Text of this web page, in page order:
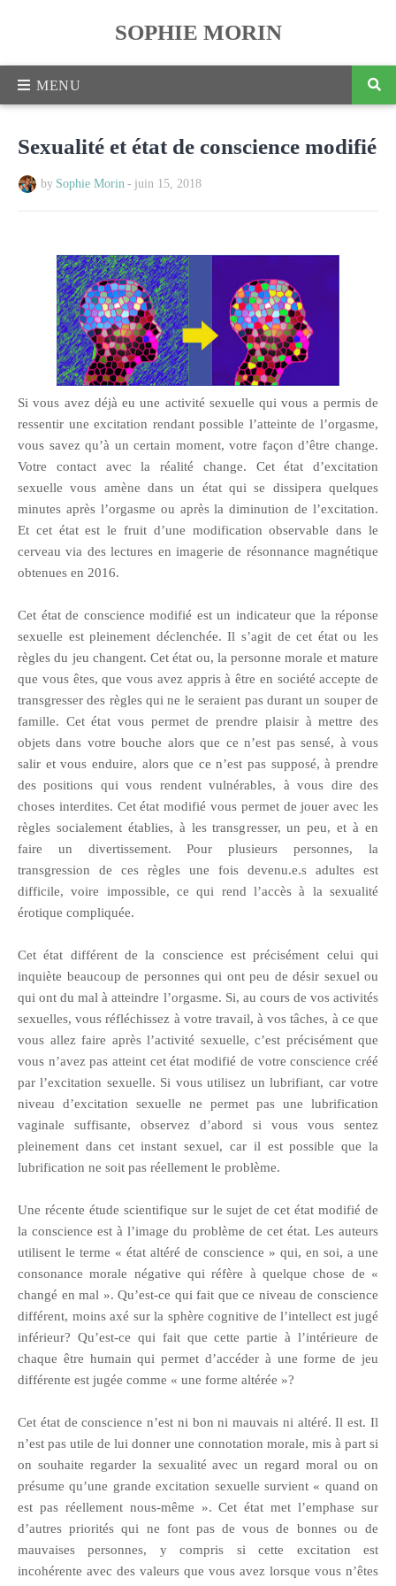
SOPHIE MORIN
Sexualité et état de conscience modifié
by Sophie Morin - juin 15, 2018
Si vous avez déjà eu une activité sexuelle qui vous a permis de
ressentir une excitation rendant possible l’atteinte de l’orgasme,
vous savez qu’à un certain moment, votre façon d’être change.
Votre contact avec la réalité change. Cet état d’excitation
sexuelle vous amène dans un état qui se dissipera quelques
minutes après l’orgasme ou après la diminution de l’excitation.
Et cet état est le fruit d’une modification observable dans le
cerveau via des lectures en imagerie de résonnance magnétique
obtenues en 2016.
Cet état de conscience modifié est un indicateur que la réponse
sexuelle est pleinement déclenchée. Il s’agit de cet état ou les
règles du jeu changent. Cet état ou, la personne morale et mature
que vous êtes, que vous avez appris à être en société accepte de
transgresser des règles qui ne le seraient pas durant un souper de
famille. Cet état vous permet de prendre plaisir à mettre des
objets dans votre bouche alors que ce n’est pas sensé, à vous
salir et vous enduire, alors que ce n’est pas supposé, à prendre
des positions qui vous rendent vulnérables, à vous dire des
choses interdites. Cet état modifié vous permet de jouer avec les
règles socialement établies, à les transgresser, un peu, et à en
faire un divertissement. Pour plusieurs personnes, la
transgression de ces règles une fois devenu.e.s adultes est
difficile, voire impossible, ce qui rend l’accès à la sexualité
érotique compliquée.
Cet état différent de la conscience est précisément celui qui
inquiète beaucoup de personnes qui ont peu de désir sexuel ou
qui ont du mal à atteindre l’orgasme. Si, au cours de vos activités
sexuelles, vous réfléchissez à votre travail, à vos tâches, à ce que
vous allez faire après l’activité sexuelle, c’est précisément que
vous n’avez pas atteint cet état modifié de votre conscience créé
par l’excitation sexuelle. Si vous utilisez un lubrifiant, car votre
niveau d’excitation sexuelle ne permet pas une lubrification
vaginale suffisante, observez d’abord si vous vous sentez
pleinement dans cet instant sexuel, car il est possible que la
lubrification ne soit pas réellement le problème.
Une récente étude scientifique sur le sujet de cet état modifié de
la conscience est à l’image du problème de cet état. Les auteurs
utilisent le terme « état altéré de conscience » qui, en soi, a une
consonance morale négative qui réfère à quelque chose de «
changé en mal ». Qu’est-ce qui fait que ce niveau de conscience
différent, moins axé sur la sphère cognitive de l’intellect est jugé
inférieur? Qu’est-ce qui fait que cette partie à l’intérieure de
chaque être humain qui permet d’accéder à une forme de jeu
différente est jugée comme « une forme altérée »?
Cet état de conscience n’est ni bon ni mauvais ni altéré. Il est. Il
n’est pas utile de lui donner une connotation morale, mis à part si
on souhaite regarder la sexualité avec un regard moral ou on
présume qu’une grande excitation sexuelle survient « quand on
est pas réellement nous-même ». Cet état met l’emphase sur
d’autres priorités qui ne font pas de vous de bonnes ou de
mauvaises personnes, y compris si cette excitation est
incohérente avec des valeurs que vous avez lorsque vous n’êtes